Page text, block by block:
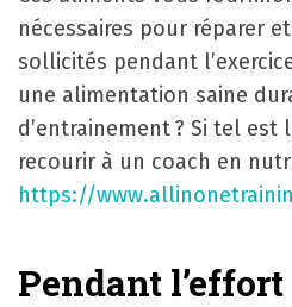
nécessaires pour réparer
sollicités pendant
une alimentation saine
d’entrainement ? Si tel est
recourir à un coach en
https://
Pendant l’effort